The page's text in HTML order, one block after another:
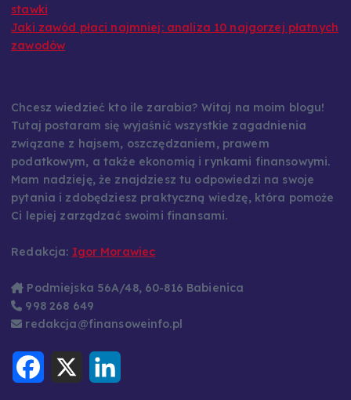
stawki
Jaki zawód płaci najmniej: analiza 10 najgorzej płatnych
zawodów
Chcesz wiedzieć kto ile zarabia? Witaj na moim blogu!
Tutaj postaram się wyjaśnić wszystkie zagadnienia
związane z hajsem, oszczędzaniem, prawem
podatkowym, a także ekonomią i rynkami finansowymi.
Mam nadzieję, że znajdziesz tu odpowiedzi na swoje
pytania i zdobędziesz praktyczną wiedzę, która pomoże
Ci lepiej zarządzać swoimi finansami.
Redakcja: Igor Morawiec
Podmiejska 56A/48, 60-816 Babienica
998 268 649
redakcja@finansoweinfo.pl
X